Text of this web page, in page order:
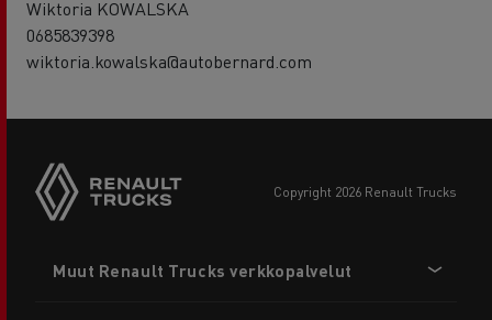
Wiktoria KOWALSKA
0685839398
wiktoria.kowalska@autobernard.com
copyright 2026 Renault Trucks
menu
Muut Renault Trucks verkkopalvelut